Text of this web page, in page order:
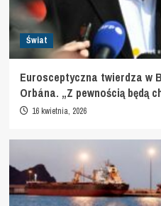
Świat
Eurosceptyczna twierdza w
Orbána. „Z pewnością będą
16 kwietnia, 2026